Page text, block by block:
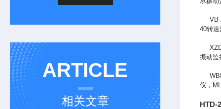
ARTICLE
相关文章
VB-
40转
振动监
仪，
HTD-